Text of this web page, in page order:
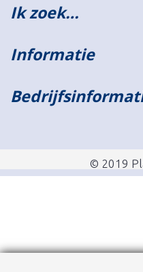
Ik zoek…
Informatie
© 2019